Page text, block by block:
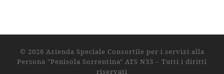
© 2026 Azienda Speciale Consortile per i servizi alla
Persona "Penisola Sorrentina" ATS N33 – Tutti i diritti
riservati